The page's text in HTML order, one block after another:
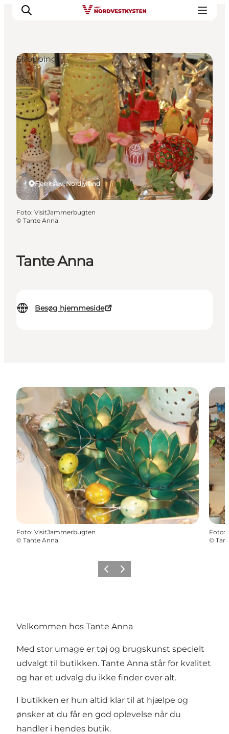
Feriesteder
Inspiration
Handicapvenlig ferie
Events
Overnatning
Planlæg din ferie
Tante Anna
Besøg hjemmeside
Fjerritslev, Nordjylland
Shopping
Foto: VisitJammerbugten
© Tante Anna
Foto: VisitJammerbugten
© Tante Anna
Foto:
©
ForrigeNæste
Velkommen hos Tante Anna
Med stor umage er tøj og brugskunst specielt
udvalgt til butikken. Tante Anna står for kvalitet
og har et udvalg du ikke finder over alt.
I butikken er hun altid klar til at hjælpe og
ønsker at du får en god oplevelse når du
handler i hendes butik.